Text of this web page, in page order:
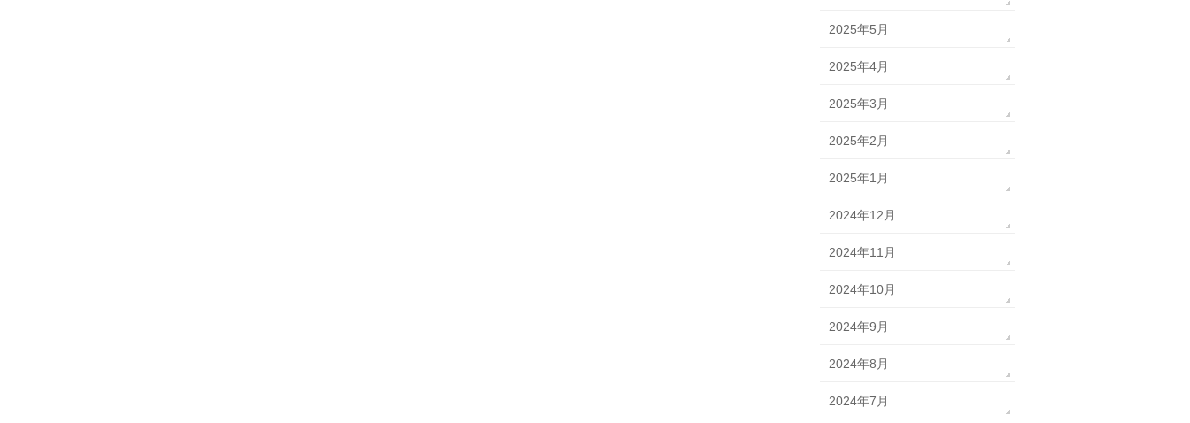
2025年5月
2025年4月
2025年3月
2025年2月
2025年1月
2024年12月
2024年11月
2024年10月
2024年9月
2024年8月
2024年7月